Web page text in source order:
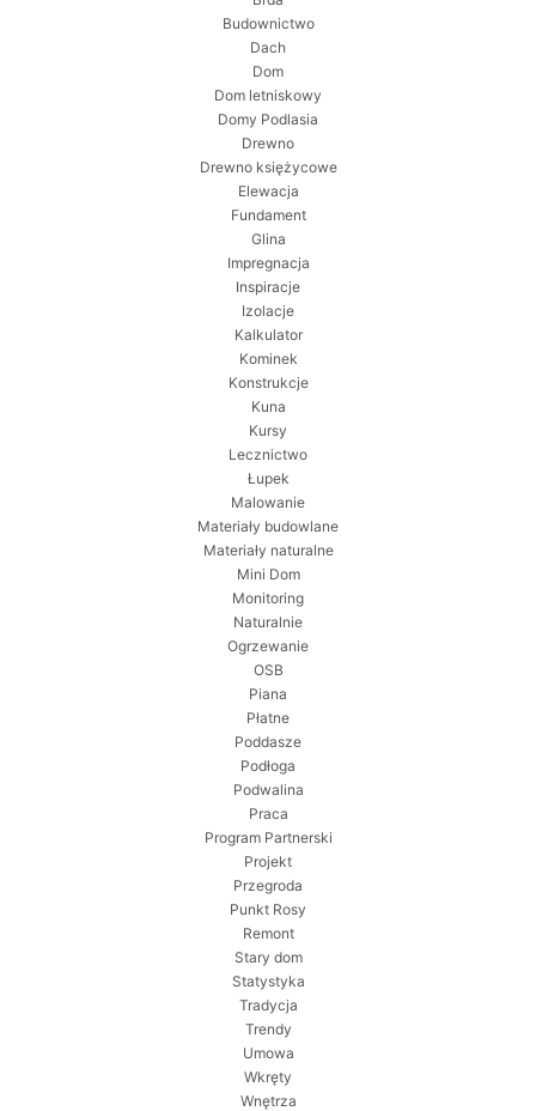
Budownictwo
Dach
Dom
Dom letniskowy
Domy Podlasia
Drewno
Drewno księżycowe
Elewacja
Fundament
Glina
Impregnacja
Inspiracje
Izolacje
Kalkulator
Kominek
Konstrukcje
Kuna
Kursy
Lecznictwo
Łupek
Malowanie
Materiały budowlane
Materiały naturalne
Mini Dom
Monitoring
Naturalnie
Ogrzewanie
OSB
Piana
Płatne
Poddasze
Podłoga
Podwalina
Praca
Program Partnerski
Projekt
Przegroda
Punkt Rosy
Remont
Stary dom
Statystyka
Tradycja
Trendy
Umowa
Wkręty
Wnętrza